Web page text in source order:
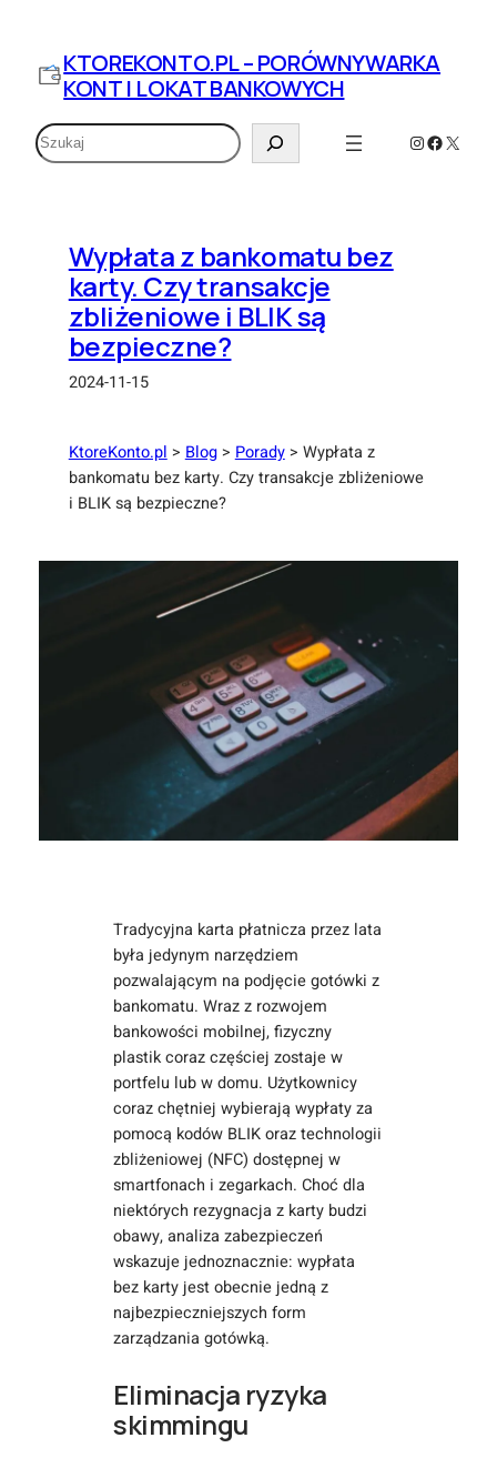
treści
KTOREKONTO.PL – PORÓWNYWARKA
KONT I LOKAT BANKOWYCH
Szukaj Instagram
X
Wypłata z bankomatu bez
karty. Czy transakcje
zbliżeniowe i BLIK są
bezpieczne?
2024-11-15
KtoreKonto.pl > Blog> Porady> Wypłata z
bankomatu bez karty. Czy transakcje zbliżeniowe
i BLIK są bezpieczne?
Tradycyjna karta płatnicza przez lata
była jedynym narzędziem
pozwalającym na podjęcie gotówki z
bankomatu. Wraz z rozwojem
bankowości mobilnej, fizyczny
plastik coraz częściej zostaje w
portfelu lub w domu. Użytkownicy
coraz chętniej wybierają wypłaty za
pomocą kodów BLIK oraz technologii
zbliżeniowej (NFC) dostępnej w
smartfonach i zegarkach. Choć dla
niektórych rezygnacja z karty budzi
obawy, analiza zabezpieczeń
wskazuje jednoznacznie: wypłata
bez karty jest obecnie jedną z
najbezpieczniejszych form
zarządzania gotówką.
Eliminacja ryzyka
skimmingu